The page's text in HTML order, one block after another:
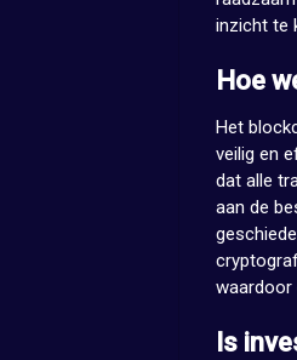
inzicht te
Hoe
Het
veilig en
dat alle
aan de
waardoor
Is